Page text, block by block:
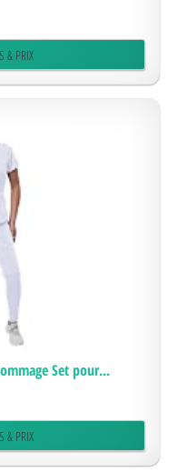
& PRIX
Set pour...
& PRIX